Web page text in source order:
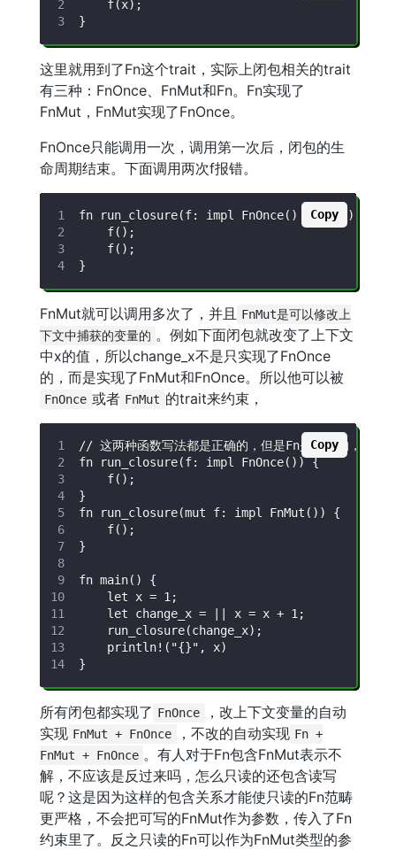
这里就用到了Fn这个trait，实际上闭包相关的trait
有三种：FnOnce、FnMut和Fn。Fn实现了
FnMut，FnMut实现了FnOnce。
FnOnce只能调用一次，调用第一次后，闭包的生
命周期结束。下面调用两次f报错。
Copy
FnMut就可以调用多次了，并且
FnMut是可以修改上
下文中捕获的变量的 。例如下面闭包就改变了上下文
中x的值，所以change_x不是只实现了FnOnce
的，而是实现了FnMut和FnOnce。所以他可以被
FnOnce 或者 FnMut 的trait来约束，
fn run_closure(f: impl FnOnce()) {
Copy
所有闭包都实现了 FnOnce
，改上下文变量的自动
实现 FnMut + FnOnce ，不改的自动实现 Fn +
FnMut + FnOnce 。有人对于Fn包含FnMut表示不
解，不应该是反过来吗，怎么只读的还包含读写
呢？这是因为这样的包含关系才能使只读的Fn范畴
更严格，不会把可写的FnMut作为参数，传入了Fn
约束里了。反之只读的Fn可以作为FnMut类型的参